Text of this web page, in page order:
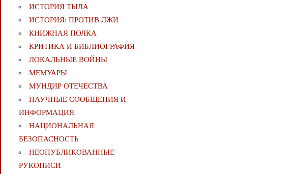
ИСТОРИЯ ТЫЛА
ИСТОРИЯ: ПРОТИВ ЛЖИ
КНИЖНАЯ ПОЛКА
КРИТИКА И БИБЛИОГРАФИЯ
ЛОКАЛЬНЫЕ ВОЙНЫ
МЕМУАРЫ
МУНДИР ОТЕЧЕСТВА
НАУЧНЫЕ СООБЩЕНИЯ И
ИНФОРМАЦИЯ
НАЦИОНАЛЬНАЯ
БЕЗОПАСНОСТЬ
НЕОПУБЛИКОВАННЫЕ
РУКОПИСИ